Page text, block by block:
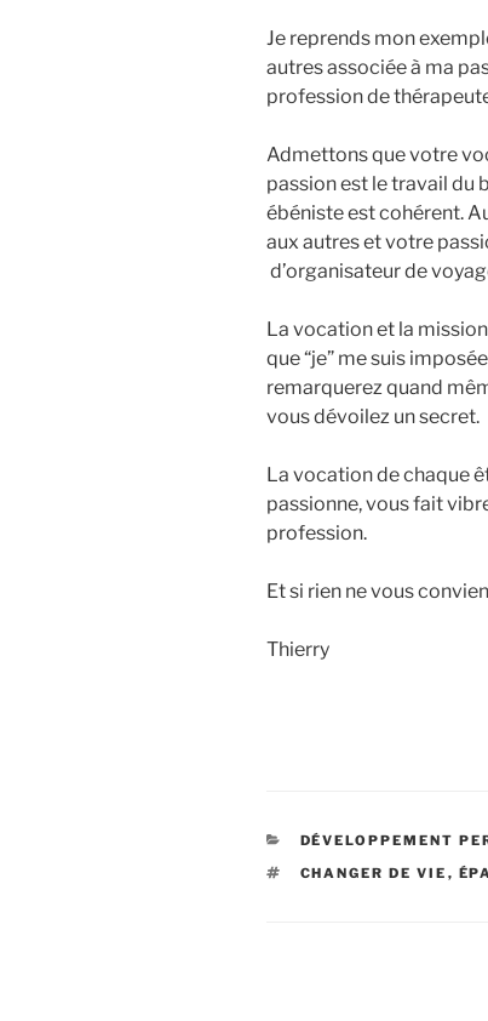
Je reprends mon
autres associée à ma
profession de
Admettons que votre
passion est le travail du
ébéniste est cohérent.
aux autres et votre
d’organisateur de
La vocation et la
que “je” me suis
remarquerez quand
vous dévoilez un secret.
La vocation de chaque
passionne, vous fait
profession.
Et si rien ne vous
Thierry
CATÉGORIES
DÉVELOPPEMENT
ÉTIQUETTES
CHANGER DE VIE ,